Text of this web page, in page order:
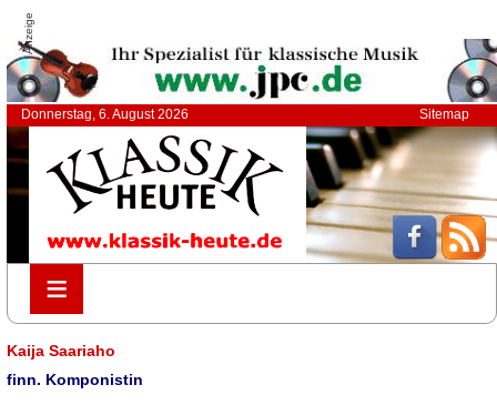
Anzeige
Donnerstag, 6. August 2026 Sitemap
≡
≡
Kaija Saariaho
finn. Komponistin